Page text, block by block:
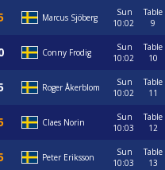
Marcus Sjöberg
Sun
10:02
Table
9
Conny Frodig
Sun
10:02
Table
10
Roger Åkerblom
Sun
10:02
Table
11
Claes Norin
Sun
10:03
Table
12
Peter Eriksson
Sun
10:03
Table
13